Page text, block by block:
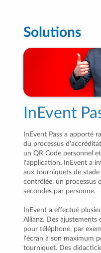
Solutions
InEvent
InEvent Pass a apporté
du processus
un QR Code personnel
l'application. InEvent a
aux tourniquets de
contrôlée, un processus
secondes par personne.
InEvent a effectué
Allianz. Des
pour téléphone, par
l'écran à son maximum
tourniquet. Des